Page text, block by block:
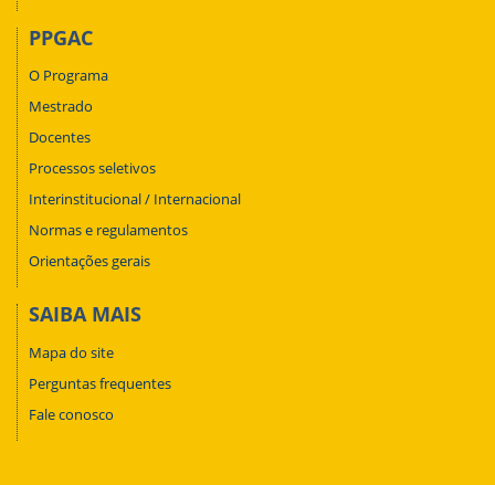
PPGAC
O Programa
Mestrado
Docentes
Processos seletivos
Interinstitucional / Internacional
Normas e regulamentos
Orientações gerais
SAIBA MAIS
Mapa do site
Perguntas frequentes
Fale conosco